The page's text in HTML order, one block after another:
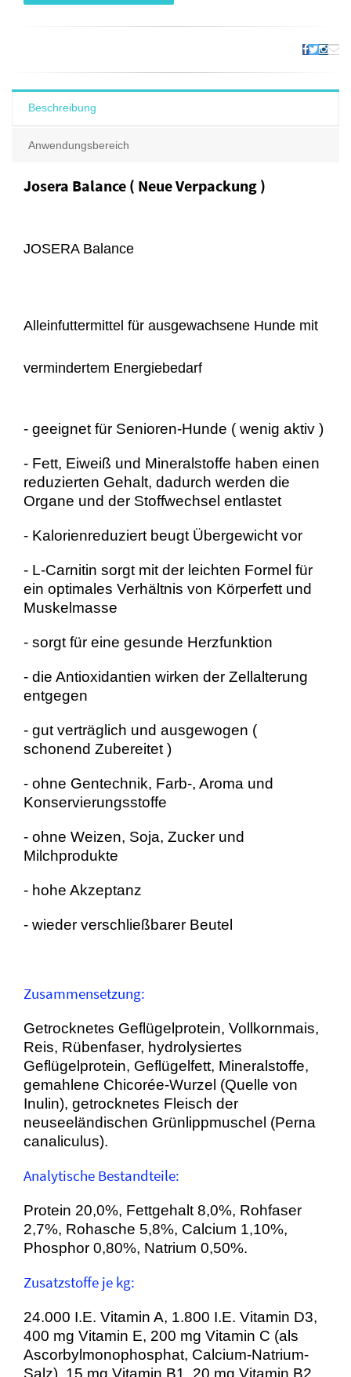
Beschreibung
Anwendungsbereich
Josera Balance ( Neue Verpackung )
JOSERA Balance
Alleinfuttermittel für ausgewachsene Hunde mit
vermindertem Energiebedarf
- geeignet für Senioren-Hunde ( wenig aktiv )
- Fett, Eiweiß und Mineralstoffe haben einen
reduzierten Gehalt, dadurch werden die
Organe und der Stoffwechsel entlastet
- Kalorienreduziert beugt Übergewicht vor
- L-Carnitin sorgt mit der leichten Formel für
ein optimales Verhältnis von Körperfett und
Muskelmasse
- sorgt für eine gesunde Herzfunktion
- die Antioxidantien wirken der Zellalterung
entgegen
- gut verträglich und ausgewogen (
schonend Zubereitet )
- ohne Gentechnik, Farb-, Aroma und
Konservierungsstoffe
- ohne Weizen, Soja, Zucker und
Milchprodukte
- hohe Akzeptanz
- wieder verschließbarer Beutel
Zusammensetzung:
Getrocknetes Geflügelprotein, Vollkornmais,
Reis, Rübenfaser, hydrolysiertes
Geflügelprotein, Geflügelfett, Mineralstoffe,
gemahlene Chicorée-Wurzel (Quelle von
Inulin), getrocknetes Fleisch der
neuseeländischen Grünlippmuschel (Perna
canaliculus).
Analytische Bestandteile:
Protein 20,0%, Fettgehalt 8,0%, Rohfaser
2,7%, Rohasche 5,8%, Calcium 1,10%,
Phosphor 0,80%, Natrium 0,50%.
Zusatzstoffe je kg:
24.000 I.E. Vitamin A, 1.800 I.E. Vitamin D3,
400 mg Vitamin E, 200 mg Vitamin C (als
Ascorbylmonophosphat, Calcium-Natrium-